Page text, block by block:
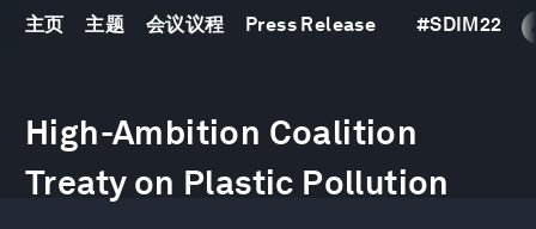
主页 主题 会议议程 Press Release #SDIM22
High-Ambition Coalition
Treaty on Plastic Pollution
seconds
of
minutes,
1